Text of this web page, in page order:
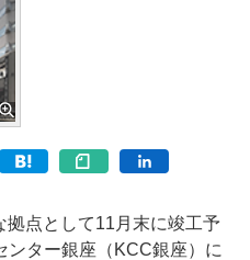
点として11月末に竣工予
ンター銀座（KCC銀座）に